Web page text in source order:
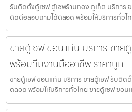
รับติดตั้งตู้เซฟ ตู้เซฟร้านทอง ภูเก็ต บริการ
ติดต่อสอบถามได้ตลอด พร้อมให้บริการทั่วไ
ขายตู้เซฟ ขอนแก่น บริการ ขาย
พร้อมทีมงานมืออาชีพ ราคาถูก
ขายตู้เซฟ ขอนแก่น บริการ ขายตู้เซฟ รับติ
ตลอด พร้อมให้บริการทั่วไทย ขายตู้เซฟ ขอน